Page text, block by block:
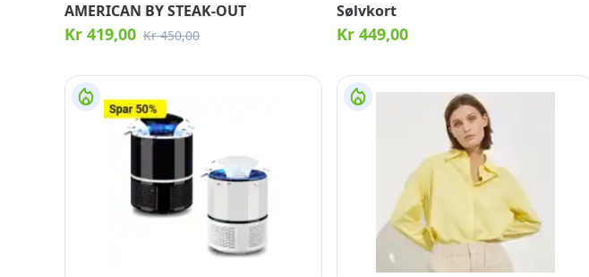
AMERICAN BY STEAK-OUT
Kr 419,00 Kr 450,00
Sølvkort
Kr 449,00